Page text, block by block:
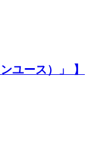
ユース）」 】